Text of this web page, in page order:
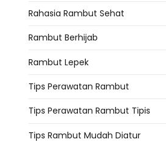
Rahasia Rambut Sehat
Rambut Berhijab
Rambut Lepek
Tips Perawatan Rambut
Tips Perawatan Rambut Tipis
Tips Rambut Mudah Diatur